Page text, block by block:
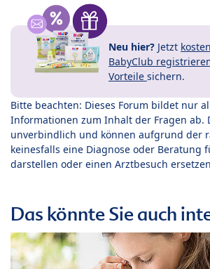
Neu hier? Jetzt
BabyClub
Vorteile sichern.
Bitte beachten: Dieses Forum bildet nur
Informationen zum Inhalt der Fragen ab.
unverbindlich und können aufgrund der
keinesfalls eine Diagnose oder Beratung
darstellen oder einen Arztbesuch
Das könnte Sie auch